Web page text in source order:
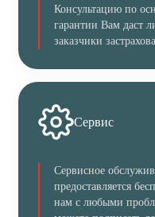
Консультацию по
гарантии Вам даст
заказчики
Сервис
Сервисное
предоставляется
нам с любыми